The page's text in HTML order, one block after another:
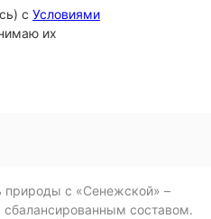
с Условиями
их
природы с «Сенежской» –
составом.